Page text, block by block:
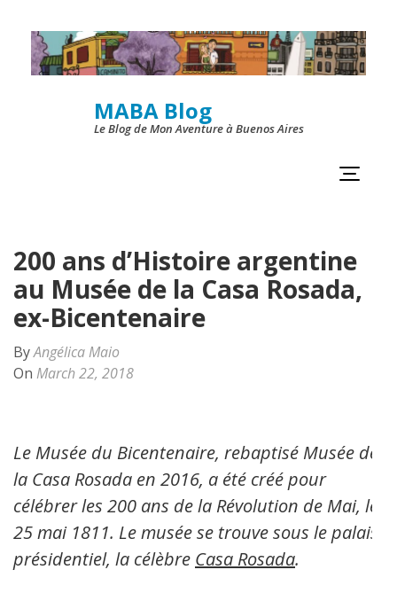
Skip
to
content
MABA Blog
Le Blog de Mon Aventure à Buenos Aires
200 ans d’Histoire argentine
au Musée de la Casa Rosada,
ex-Bicentenaire
ByAngélica Maio
On March 22, 2018
Le Musée du Bicentenaire, rebaptisé Musée de
la Casa Rosada en 2016, a été créé pour
célébrer les 200 ans de la Révolution de Mai, le
25 mai 1811. Le musée se trouve sous le palais
présidentiel, la célèbre Casa Rosada.